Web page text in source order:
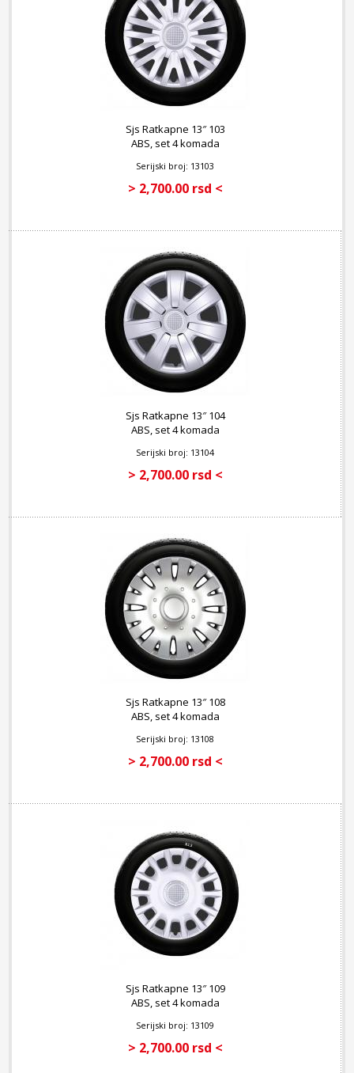
Sjs Ratkapne 13″ 103
ABS, set 4 komada
Serijski broj: 13103
> 2,700.00 rsd <
Sjs Ratkapne 13″ 104
ABS, set 4 komada
Serijski broj: 13104
> 2,700.00 rsd <
Sjs Ratkapne 13″ 108
ABS, set 4 komada
Serijski broj: 13108
> 2,700.00 rsd <
Sjs Ratkapne 13″ 109
ABS, set 4 komada
Serijski broj: 13109
> 2,700.00 rsd <